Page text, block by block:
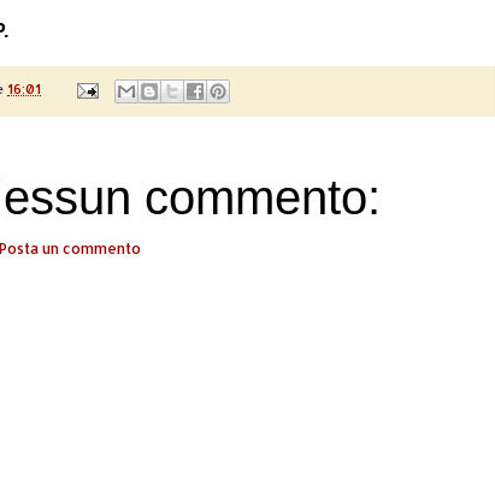
16:01
commento:
Posta un commento